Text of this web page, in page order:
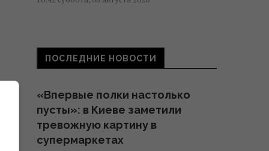
области под угрозой:
"Бориславская нефтяная
пересмотреть санкции
10:13 суббота, 08 августа 2026
ПОСЛЕДНИЕ НОВОСТИ
«Впервые полки настолько
пусты»: в Киеве заметили
тревожную картину в
супермаркетах